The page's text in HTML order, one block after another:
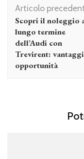
articolo
Articolo
Scopri il noleggio
lungo termine
dell’Audi con
Trevirent:
opportunità